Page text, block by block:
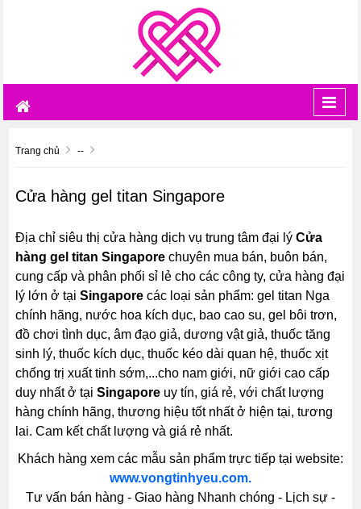
Trang chủ --
Cửa hàng gel titan Singapore
Địa chỉ siêu thị cửa hàng dịch vụ trung tâm đại lýCửa
hàng gel titan Singapore chuyên mua bán, buôn bán,
cung cấp và phân phối sỉ lẻ cho các công ty, cửa hàng đại
lý lớn ở tạiSingapore các loại sản phẩm: gel titan Nga
chính hãng, nước hoa kích dục, bao cao su, gel bôi trơn,
đồ chơi tình dục, âm đạo giả, dương vật giả, thuốc tăng
sinh lý, thuốc kích dục, thuốc kéo dài quan hệ, thuốc xịt
chống trị xuất tinh sớm,...cho nam giới, nữ giới cao cấp
duy nhất ở tạiSingapore uy tín, giá rẻ, với chất lượng
hàng chính hãng, thương hiệu tốt nhất ở hiện tại, tương
lai. Cam kết chất lượng và giá rẻ nhất.
Khách hàng xem các mẫu sản phẩm trực tiếp tại website:
www.vongtinhyeu.com.
Tư vấn bán hàng - Giao hàng Nhanh chóng - Lịch sự -